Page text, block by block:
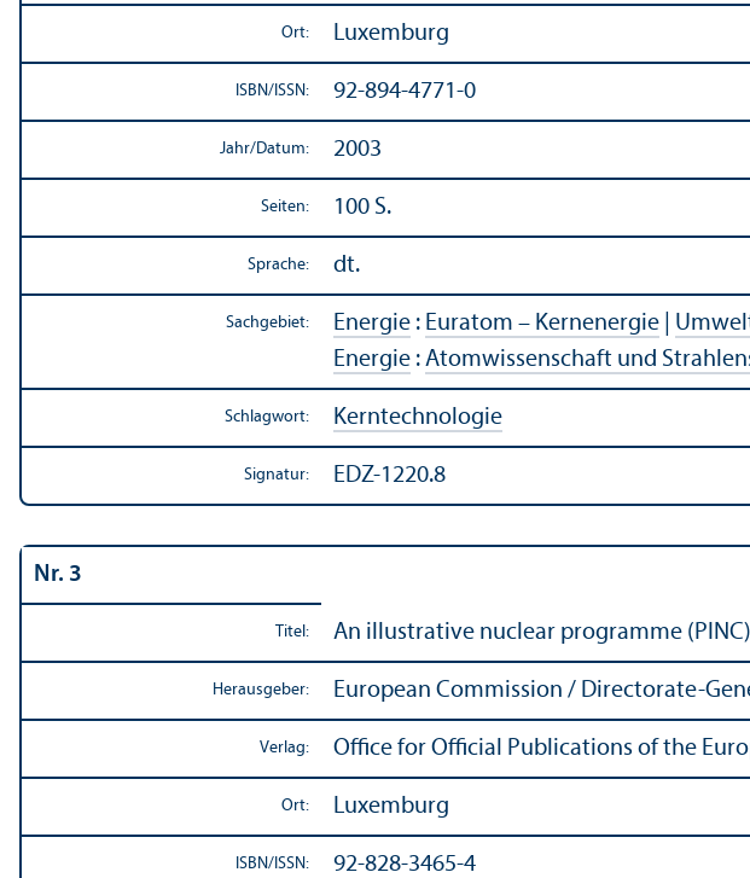
Ort: Luxemburg
ISBN/ ISSN: 92-894-4771-0
Jahr/Datum: 2003
Seiten: 100 S.
Sprache: dt.
Sachgebiet: Energie : Euratom – Kernenergie
Energie : Atom­wissenschaft und
Schlagwort: Kern­technologie
Signatur: EDZ-1220.8
Nr. 3
Titel: An illustrative nuclear programme
Herausgeber: European Commission / Directorate-
Verlag: Office for Official Publications of the
Ort: Luxemburg
ISBN/ ISSN: 92-828-3465-4